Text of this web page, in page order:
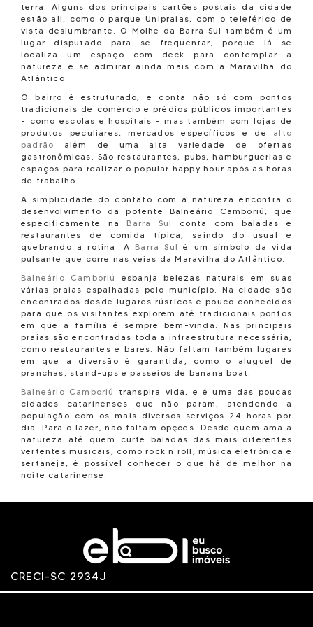
Edificio Columbia em Balneario Camboriu
Edifício Cordobes em Balneário Camboriú
EDIFÍCIO CRISTINA
Edificio Diamond Hill em Balneário Camboriú
EDIFÍCIO DOCE VITTA RESIDENCE
EDIFÍCIO DOM GERMANO
EDIFICIO EL CORDOBES
Edificio Esquina dos Açores em Balneario Camboriu
Edificio Flamboyant em Balneário Camboriú
Edifício Granada em Balneário Camboriú
Edificio Guanabara em Balneário Camboriú
Edifício Guarujá em Balneário Camboriú
Edifício Imperatriz
Edifício Império do Sol em Balneário Camboriú
EDIFÍCIO INNOVARE
EDIFÍCIO LE CLASSIC
Edifício Leblon em Balneário Camboriú
Edificio Luci Gonçalves
EDIFICIO LUMIERE EM BALNEÁRIO CAMBORIÚ
EDIFÍCIO MADISON SQUARE
EDIFICIO MATOS E MEDEIROS
EDIFÍCIO MORADAS DA PRAIA EM BALNEÁRIO CAMBORIÚ
EDIFICIO PARANAVAI EM BALNEARIO CAMBORIU
EDIFÍCIO PARTHENON RESIDENCE EM BALNEÁRIO
CAMBORIU
Edifício Patmo Centro Balneário Camoboriu
Edifício Patmos em Balneário Camboriú
EDIFÍCIO PIAZZA NAVONA
EDIFÍCIO PORTO DI BARI
Edifício Reno em Balneário Camboriú
EDIFÍCIO RESIDENCIAL E COMERCIAL JASPE
Edifício Royal Garden em Balneário Camboriú
EDIFÍCIO SAN PIETRO
EDIFÍCIO SANTOS DUMONT
Edifício Serendipity em Balneário Camboriú
EDIFÍCIO SMALL
EDIFÍCIO SMART LIVING
Edifício Solar do Tamarindo em Balneário Camboriú
Edifício Tuthmés em Balneário Camboriú
EDIFÍCIO VERSAILLES EM BALNEÁRIO CAMBORIU
EDIFICIO VITRINA DE RIZZO EM BALNEÁRIO CAMBORIÚ
Eleganza Tower em Balneário Camboriú
Epic Tower em Balneário Camboriú
Haedd
J.A. RUSSI
JLC
JMP
KANDAI
L&D
LFJ Construtora em Balneário Camboriú
LOTISA
M3V
MAC
Macon
Marfa Construtora
MEIA PRAIA
Mendes Sibara
Mondo
Mooville Construtora
N1
NF
Nogueira
OMS Construções em Balneário Camboriú
ORLA
Pasqualotto
PASSE
Pioneira
Piramidal
Planeja
Prime Brasil Construtora em Balneário Camboriú
PROCAVE
R. Gubert
R.GUBERT
Revê
ROSADA & ROSADA
Rosecon
RV
S&S ADMINISTRADORA
Schama
Silva Packer
SUL DO VALE
VERDES MARES
WF
terra. Alguns dos principais cartões postais da cidade
estão ali, como o parque Unipraias, com o teleférico de
vista deslumbrante. O Molhe da Barra Sul também é um
lugar disputado para se frequentar, porque lá se
localiza um espaço com deck para contemplar a
natureza e se admirar ainda mais com a Maravilha do
Atlântico.
O bairro é estruturado, e conta não só com pontos
tradicionais de comércio e prédios públicos importantes
- como escolas e hospitais - mas também com lojas de
produtos peculiares, mercados específicos e de alto
padrão além de uma alta variedade de ofertas
gastronômicas. São restaurantes, pubs, hamburguerias e
espaços para realizar o popular happy hour após as horas
de trabalho.
A simplicidade do contato com a natureza encontra o
desenvolvimento da potente Balneário Camboriú, que
especificamente na Barra Sul
conta com baladas e
restaurantes de comida típica, saindo do usual e
quebrando a rotina. A Barra Sul é um símbolo da vida
pulsante que corre nas veias da Maravilha do Atlântico.
Balneário Camboriú
esbanja belezas naturais em suas
várias praias espalhadas pelo município. Na cidade são
encontrados desde lugares rústicos e pouco conhecidos
para que os visitantes explorem até tradicionais pontos
em que a família é sempre bem-vinda. Nas principais
praias são encontradas toda a infraestrutura necessária,
como restaurantes e bares. Não faltam também lugares
em que a diversão é garantida, como o aluguel de
pranchas, stand-ups e passeios de banana boat.
Balneário Camboriú
transpira vida, e é uma das poucas
cidades catarinenses que não param, atendendo a
população com os mais diversos serviços 24 horas por
dia. Para o lazer, nao faltam opções. Desde quem ama a
natureza até quem curte baladas das mais diferentes
vertentes musicais, como rock n roll, música eletrônica e
sertaneja, é possível conhecer o que há de melhor na
noite catarinense.
CRECI-SC 2934J